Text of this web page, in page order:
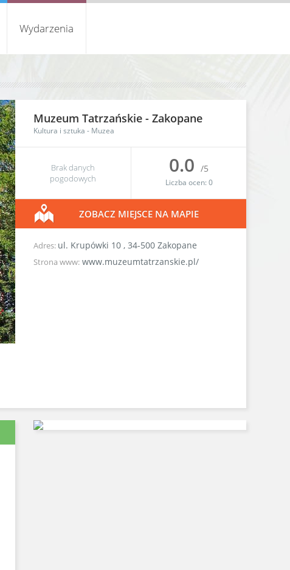
Wydarzenia
Muzeum Tatrzańskie - Zakopane
Kultura i sztuka - Muzea
Brak danych
pogodowych
0.0 /5
Liczba ocen: 0
ZOBACZ MIEJSCE NA MAPIE
Adres: ul. Krupówki 10 , 34-500 Zakopane
Strona www: www.muzeumtatrzanskie.pl/